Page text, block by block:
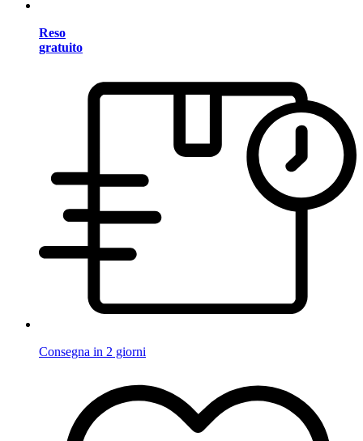
Reso
gratuito
Consegna in 2 giorni